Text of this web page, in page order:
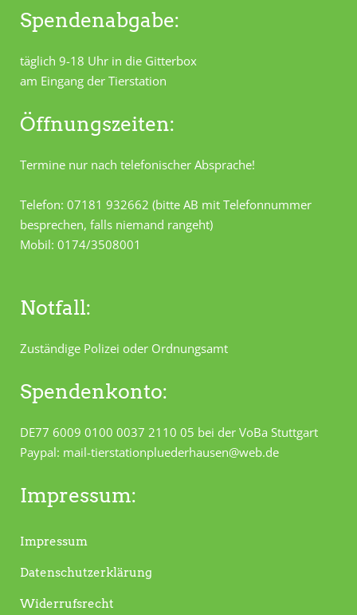
Spendenabgabe:
täglich 9-18 Uhr in die Gitterbox
am Eingang der Tierstation
Öffnungszeiten:
Termine nur nach telefonischer Absprache!
Telefon: 07181 932662 (bitte AB mit Telefonnummer
besprechen, falls niemand rangeht)
Mobil: 0174/3508001
Notfall:
Zuständige Polizei oder Ordnungsamt
Spendenkonto:
DE77 6009 0100 0037 2110 05 bei der VoBa Stuttgart
Paypal: mail-tierstationpluederhausen@web.de
Impressum:
Impressum
Datenschutzerklärung
Widerrufsrecht